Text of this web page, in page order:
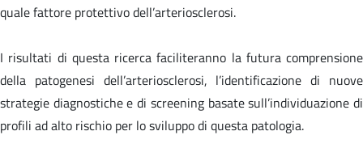
quale fattore protettivo dell’arteriosclerosi.
I risultati di questa ricerca faciliteranno la futura comprensione
della patogenesi dell’arteriosclerosi, l’identificazione di nuove
strategie diagnostiche e di screening basate sull’individuazione di
profili ad alto rischio per lo sviluppo di questa patologia.